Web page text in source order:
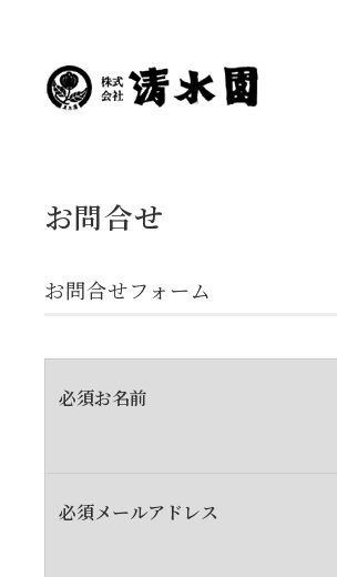
お問合せ
お問合せフォーム
必須お名前
必須メールアドレス